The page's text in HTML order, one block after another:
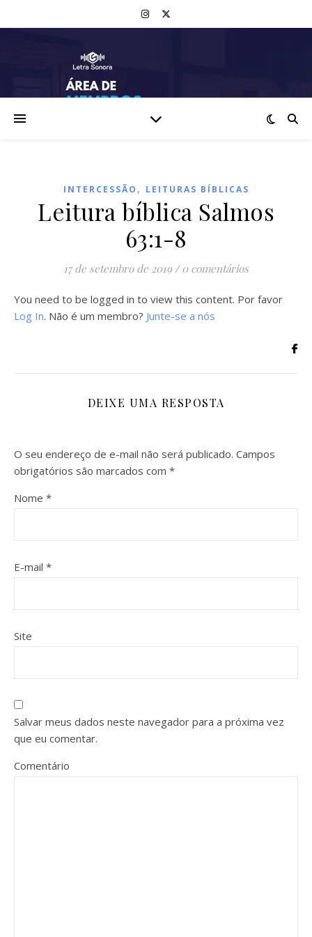
INTERCESSÃO , LEITURAS BÍBLICAS
Leitura bíblica Salmos
63:1-8
17 de setembro de 2019 / 0 comentários
You need to be logged in to view this content. Por favor
Log In. Não é um membro? Junte-se a nós
DEIXE UMA RESPOSTA
O seu endereço de e-mail não será publicado. Campos
obrigatórios são marcados com *
Nome *
E-mail *
Site
Salvar meus dados neste navegador para a próxima vez
que eu comentar.
Comentário